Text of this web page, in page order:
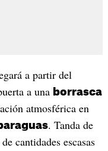
a partir del
a una borrasca
atmosférica en
. Tanda de
cantidades escasas